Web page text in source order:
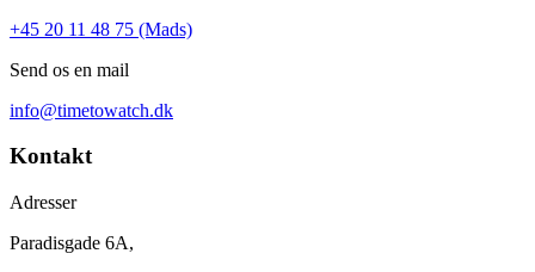
+45 20 11 48 75 (Mads)
Send os en mail
info@timetowatch.dk
Kontakt
Adresser
Paradisgade 6A,